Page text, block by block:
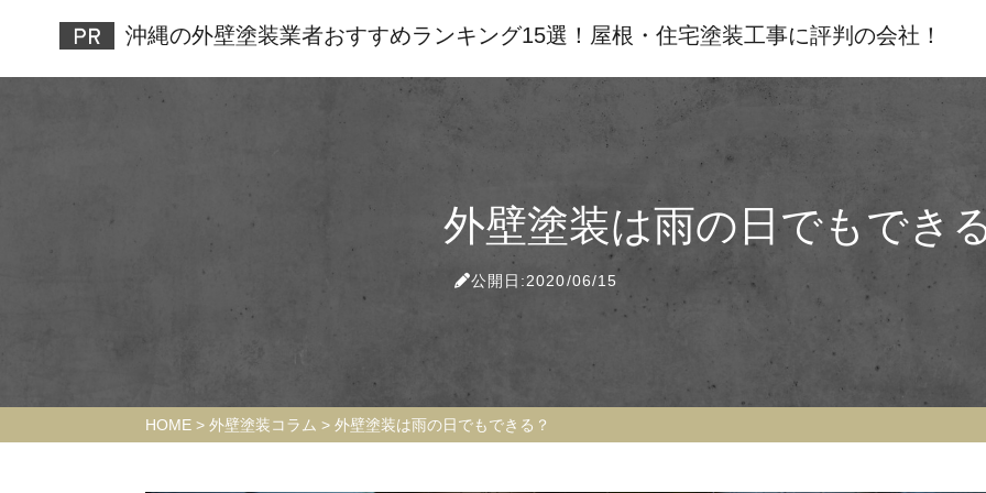
沖縄の外壁塗装業者おすすめランキング15選！屋根・住宅塗装工事に評判の会社！
外壁塗装は雨の日でもでき
公開日:2020/06/15
HOME > 外壁塗装コラム > 外壁塗装は雨の日でもできる？